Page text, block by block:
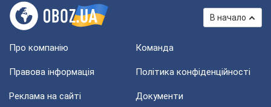
В начало
Про компанію Команда
Правова інформація Політика конфіденційності
Реклама на сайті Документи